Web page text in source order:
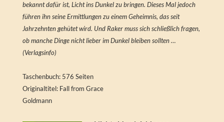
bekannt dafür ist, Licht ins Dunkel zu bringen. Dieses Mal jedoch
führen ihn seine Ermittlungen zu einem Geheimnis, das seit
Jahrzehnten gehütet wird. Und Raker muss sich schließlich fragen,
ob manche Dinge nicht lieber im Dunkel bleiben sollten …
(Verlagsinfo)
Taschenbuch: 576 Seiten
Originaltitel: Fall from Grace
Goldmann